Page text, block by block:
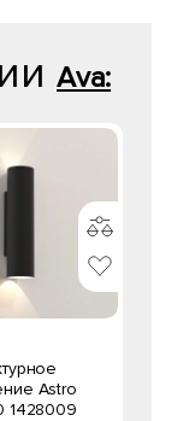
Ava:
Astro
1428009